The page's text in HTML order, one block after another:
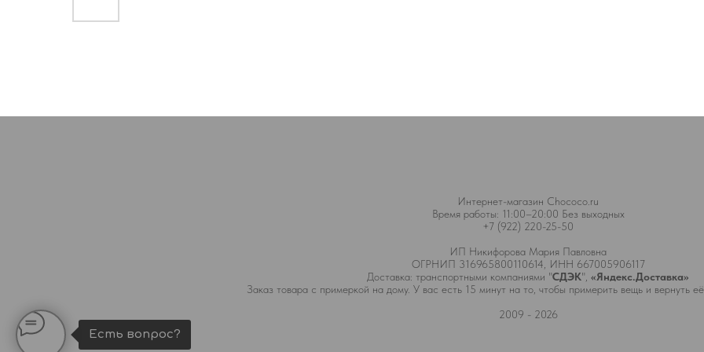
Интернет-магазин Chococo.ru
Время работы: 11:00–20:00 Без выходных
+7 (922) 220-25-50
ИП Никифорова Мария Павловна
ОГРНИП 316965800110614, ИНН 667005906117
Доставка: транспортными компаниями "СДЭК", «Яндекс.Доставка»
Заказ товара с примеркой на дому. У вас есть 15 минут на то, чтобы примерить вещь и вернуть
2009 - 2026
Есть вопрос?